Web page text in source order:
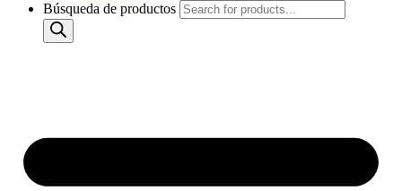
Búsqueda de productos